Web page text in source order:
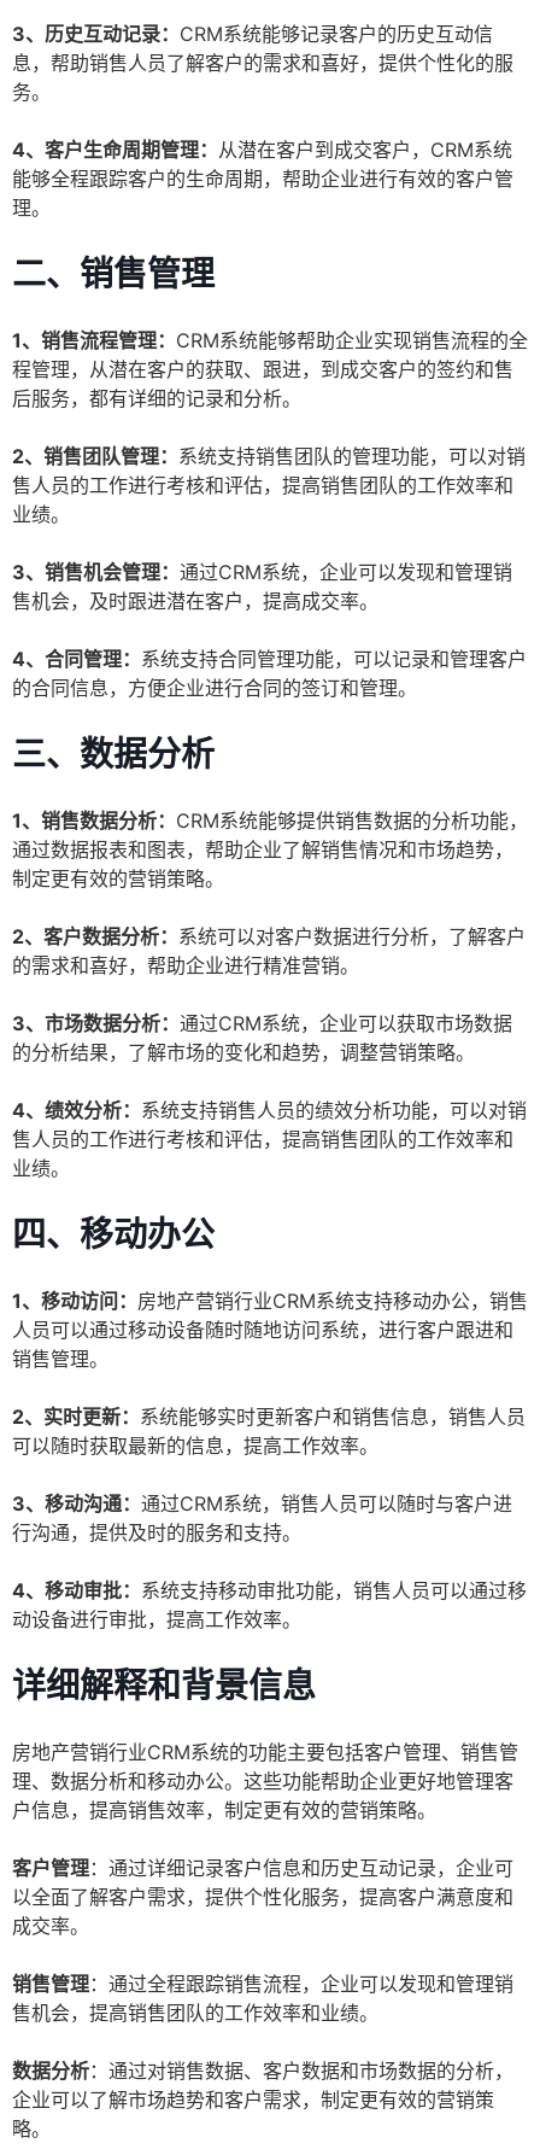
3、历史互动记录： CRM系统能够记录客户的历史互动信
息，帮助销售人员了解客户的需求和喜好，提供个性化的服
务。
4、客户生命周期管理： 从潜在客户到成交客户，CRM系统
能够全程跟踪客户的生命周期，帮助企业进行有效的客户管
理。
二、销售管理
1、销售流程管理： CRM系统能够帮助企业实现销售流程的全
程管理，从潜在客户的获取、跟进，到成交客户的签约和售
后服务，都有详细的记录和分析。
2、销售团队管理： 系统支持销售团队的管理功能，可以对销
售人员的工作进行考核和评估，提高销售团队的工作效率和
业绩。
3、销售机会管理： 通过CRM系统，企业可以发现和管理销
售机会，及时跟进潜在客户，提高成交率。
4、合同管理： 系统支持合同管理功能，可以记录和管理客户
的合同信息，方便企业进行合同的签订和管理。
三、数据分析
1、销售数据分析： CRM系统能够提供销售数据的分析功能，
通过数据报表和图表，帮助企业了解销售情况和市场趋势，
制定更有效的营销策略。
2、客户数据分析： 系统可以对客户数据进行分析，了解客户
的需求和喜好，帮助企业进行精准营销。
3、市场数据分析： 通过CRM系统，企业可以获取市场数据
的分析结果，了解市场的变化和趋势，调整营销策略。
4、绩效分析： 系统支持销售人员的绩效分析功能，可以对销
售人员的工作进行考核和评估，提高销售团队的工作效率和
业绩。
四、移动办公
1、移动访问： 房地产营销行业CRM系统支持移动办公，销售
人员可以通过移动设备随时随地访问系统，进行客户跟进和
销售管理。
2、实时更新： 系统能够实时更新客户和销售信息，销售人员
可以随时获取最新的信息，提高工作效率。
3、移动沟通： 通过CRM系统，销售人员可以随时与客户进
行沟通，提供及时的服务和支持。
4、移动审批： 系统支持移动审批功能，销售人员可以通过移
动设备进行审批，提高工作效率。
详细解释和背景信息
房地产营销行业CRM系统的功能主要包括客户管理、销售管
理、数据分析和移动办公。这些功能帮助企业更好地管理客
户信息，提高销售效率，制定更有效的营销策略。
客户管理：通过详细记录客户信息和历史互动记录，企业可
以全面了解客户需求，提供个性化服务，提高客户满意度和
成交率。
销售管理：通过全程跟踪销售流程，企业可以发现和管理销
售机会，提高销售团队的工作效率和业绩。
数据分析：通过对销售数据、客户数据和市场数据的分析，
企业可以了解市场趋势和客户需求，制定更有效的营销策
略。